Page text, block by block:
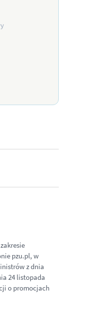
pzu.pl, w
z dnia
24 listopada
o promocjach